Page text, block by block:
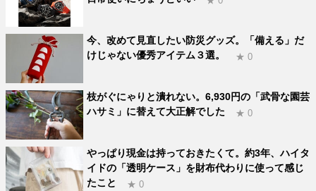
今、改めて見直したい防災グッズ。「備える」だ
けじゃない優秀アイテム３選。
★ 0
枝がぐにゃりと潰れない。6,930円の「武骨な園芸
ハサミ」に替えて大正解でした
★ 0
やっぱり現金は持っておきたくて。約3年、ハイタ
イドの「透明ケース」を財布代わりに使って感じ
たこと
★ 0